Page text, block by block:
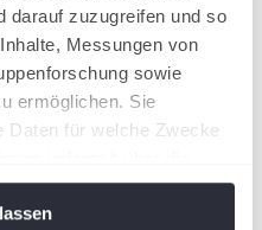
darauf zuzugreifen und so
Messungen von
sowie
ermöglichen. Sie
Daten für welche Zwecke
auf das Privacy